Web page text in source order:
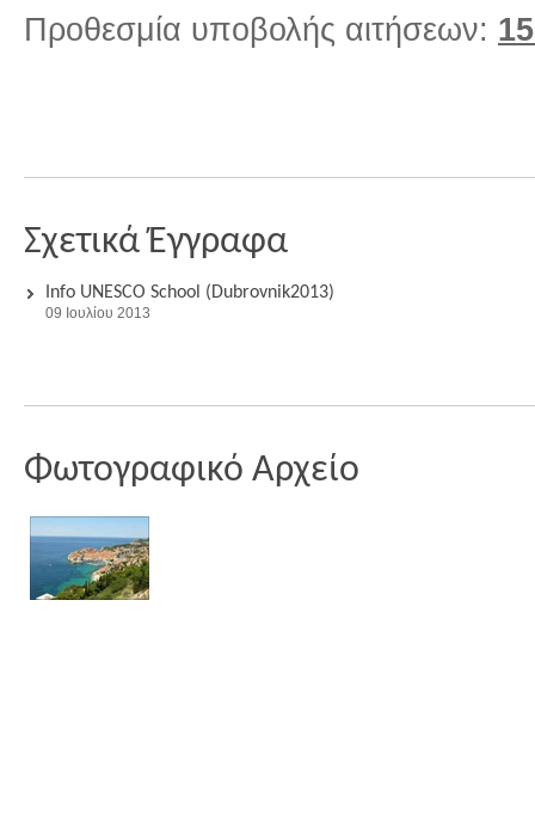
Προθεσμία υποβολής αιτήσεων:
Σχετικά Έγγραφα
Info UNESCO School (Dubrovnik2013)
09 Ιουλίου 2013
Φωτογραφικό Αρχείο